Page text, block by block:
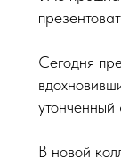
Сегодня
В новой